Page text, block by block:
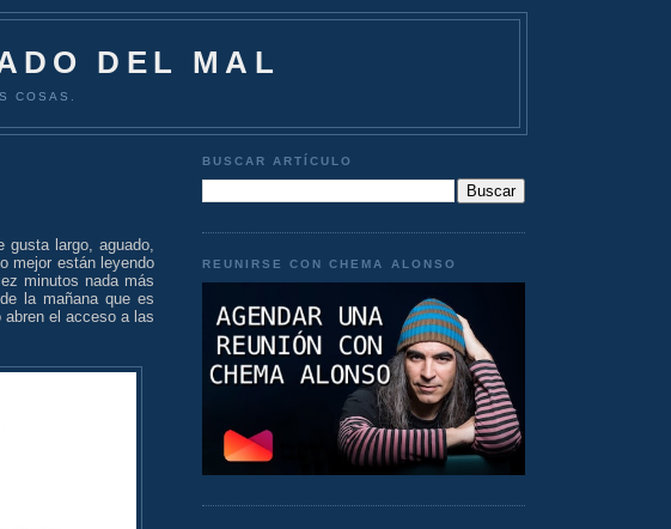
DEL MAL
COSAS.
largo, aguado,
mejor están leyendo
minutos nada más
de la mañana que es
el acceso a las
BUSCAR ARTÍCULO
REUNIRSE CON CHEMA ALONSO